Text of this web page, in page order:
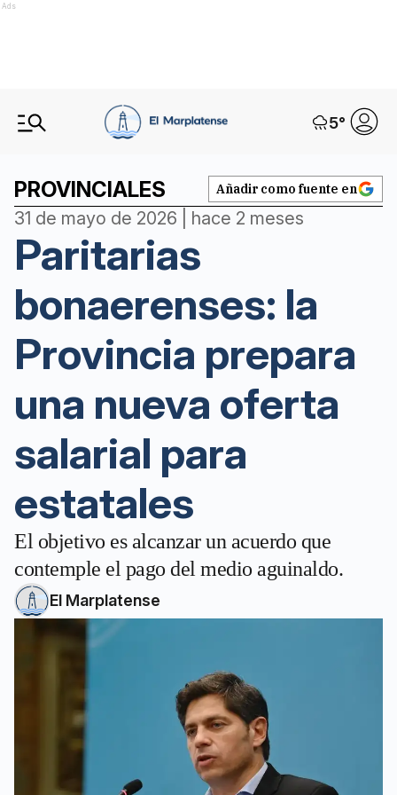
Ads
5°
PROVINCIALES Añadir como fuente en
31 de mayo de 2026 | hace 2 meses
Paritarias
bonaerenses: la
Provincia prepara
una nueva oferta
salarial para
estatales
El objetivo es alcanzar un acuerdo que
contemple el pago del medio aguinaldo.
El Marplatense